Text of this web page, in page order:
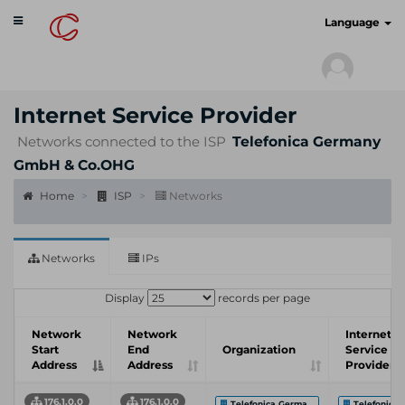
Toggle
navigation
Language
Internet Service Provider
Networks connected to the ISP Telefonica Germany
GmbH & Co.OHG
Home ISP Networks
Networks IPs
Display records per page
Network
Start
Address
Network
End
Address
Organization
Internet
Service
Provider
176.1.0.0 176.1.0.0